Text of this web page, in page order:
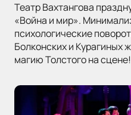
Театр Вахтангова
«Война и мир».
психологические
Болконских и Курагиных
магию Толстого на сцене!